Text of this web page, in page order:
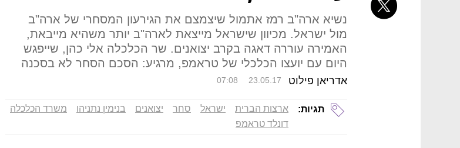
נשיא ארה"ב רמז אתמול שיצמצם את הגירעון המסחרי של ארה"ב
מול ישראל. מכיוון שישראל מייצאת לארה"ב יותר משהיא מייבאת,
האמירה עוררה דאגה בקרב יצואנים. שר הכלכלה אלי כהן, שייפגש
היום עם יועצו הכלכלי של טראמפ, מרגיע: הסכם הסחר לא בסכנה
אדריאן פילוט 07:08 23.05.17
תגיות: ארצות הברית ישראל סחר יצואנים בנימין נתניהו
משרד הכלכלה
דונלד טראמפ